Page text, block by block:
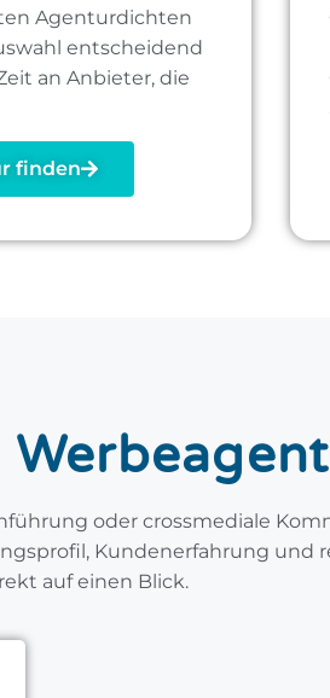
Agenturdichten
entscheidend
an Anbieter, die
finden
oder crossmediale
Kundenerfahrung und
auf einen Blick.